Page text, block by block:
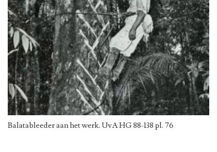
Balatableeder aan het werk. UvA HG 88-138 pl. 76